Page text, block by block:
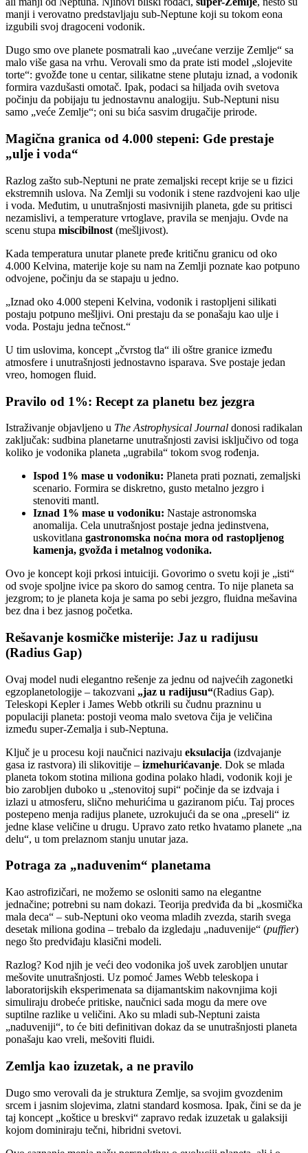
manji i verovatno predstavljaju sub-Neptune koji su tokom eona
izgubili svoj dragoceni vodonik.
Dugo smo ove planete posmatrali kao „uvećane verzije Zemlje“ sa
malo više gasa na vrhu. Verovali smo da prate isti model „slojevite
torte“: gvožđe tone u centar, silikatne stene plutaju iznad, a vodonik
formira vazdušasti omotač. Ipak, podaci sa hiljada ovih svetova
počinju da pobijaju tu jednostavnu analogiju. Sub-Neptuni nisu
samo „veće Zemlje“; oni su bića sasvim drugačije prirode.
Magična granica od 4.000 stepeni: Gde prestaje
„ulje i voda“
Razlog zašto sub-Neptuni ne prate zemaljski recept krije se u fizici
ekstremnih uslova. Na Zemlji su vodonik i stene razdvojeni kao ulje
i voda. Međutim, u unutrašnjosti masivnijih planeta, gde su pritisci
nezamislivi, a temperature vrtoglave, pravila se menjaju. Ovde na
scenu stupa miscibilnost (mešljivost).
Kada temperatura unutar planete pređe kritičnu granicu od oko
4.000 Kelvina, materije koje su nam na Zemlji poznate kao potpuno
odvojene, počinju da se stapaju u jedno.
„Iznad oko 4.000 stepeni Kelvina, vodonik i rastopljeni silikati
postaju potpuno mešljivi. Oni prestaju da se ponašaju kao ulje i
voda. Postaju jedna tečnost.“
U tim uslovima, koncept „čvrstog tla“ ili oštre granice između
atmosfere i unutrašnjosti jednostavno isparava. Sve postaje jedan
vreo, homogen fluid.
Pravilo od 1%: Recept za planetu bez jezgra
Istraživanje objavljeno u The Astrophysical Journal donosi radikalan
zaključak: sudbina planetarne unutrašnjosti zavisi isključivo od toga
koliko je vodonika planeta „ugrabila“ tokom svog rođenja.
Ispod 1% mase u vodoniku: Planeta prati poznati, zemaljski
scenario. Formira se diskretno, gusto metalno jezgro i
stenoviti mantl.
Iznad 1% mase u vodoniku: Nastaje astronomska
anomalija. Cela unutrašnjost postaje jedna jedinstvena,
uskovitlana gastronomska noćna mora od rastopljenog
kamenja, gvožđa i metalnog vodonika.
Ovo je koncept koji prkosi intuiciji. Govorimo o svetu koji je „isti“
od svoje spoljne ivice pa skoro do samog centra. To nije planeta sa
jezgrom; to je planeta koja je sama po sebi jezgro, fluidna mešavina
bez dna i bez jasnog početka.
Rešavanje kosmičke misterije: Jaz u radijusu
(Radius Gap)
Ovaj model nudi elegantno rešenje za jednu od najvećih zagonetki
egzoplanetologije – takozvani „jaz u radijusu“(Radius Gap).
Teleskopi Kepler i James Webb otkrili su čudnu prazninu u
populaciji planeta: postoji veoma malo svetova čija je veličina
između super-Zemalja i sub-Neptuna.
Ključ je u procesu koji naučnici nazivaju eksulacija (izdvajanje
gasa iz rastvora) ili slikovitije – izmehurićavanje. Dok se mlada
planeta tokom stotina miliona godina polako hladi, vodonik koji je
bio zarobljen duboko u „stenovitoj supi“ počinje da se izdvaja i
izlazi u atmosferu, slično mehurićima u gaziranom piću. Taj proces
postepeno menja radijus planete, uzrokujući da se ona „preseli“ iz
jedne klase veličine u drugu. Upravo zato retko hvatamo planete „na
delu“, u tom prelaznom stanju unutar jaza.
Potraga za „naduvenim“ planetama
Kao astrofizičari, ne možemo se osloniti samo na elegantne
jednačine; potrebni su nam dokazi. Teorija predviđa da bi „kosmička
mala deca“ – sub-Neptuni oko veoma mladih zvezda, starih svega
desetak miliona godina – trebalo da izgledaju „naduvenije“ (puffier)
nego što predviđaju klasični modeli.
Razlog? Kod njih je veći deo vodonika još uvek zarobljen unutar
mešovite unutrašnjosti. Uz pomoć James Webb teleskopa i
laboratorijskih eksperimenata sa dijamantskim nakovnjima koji
simuliraju drobeće pritiske, naučnici sada mogu da mere ove
suptilne razlike u veličini. Ako su mladi sub-Neptuni zaista
„naduveniji“, to će biti definitivan dokaz da se unutrašnjosti planeta
ponašaju kao vreli, mešoviti fluidi.
Zemlja kao izuzetak, a ne pravilo
Dugo smo verovali da je struktura Zemlje, sa svojim gvozdenim
srcem i jasnim slojevima, zlatni standard kosmosa. Ipak, čini se da je
taj koncept „koštice u breskvi“ zapravo redak izuzetak u galaksiji
kojom dominiraju tečni, hibridni svetovi.